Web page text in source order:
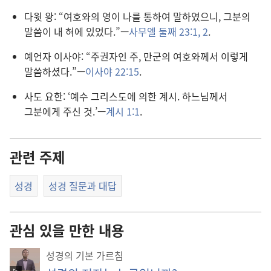
다윗 왕: “여호와의 영이 나를 통하여 말하였으니, 그분의
말씀이 내 혀에 있었다.”—사무엘 둘째 23:1, 2.
예언자 이사야: “주권자인 주, 만군의 여호와께서 이렇게
말씀하셨다.”—이사야 22:15.
사도 요한: ‘예수 그리스도에 의한 계시. 하느님께서
그분에게 주신 것.’—계시 1:1.
관련 주제
성경 성경 질문과 대답
관심 있을 만한 내용
성경의 기본 가르침